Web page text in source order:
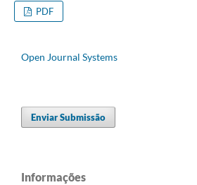
PDF
Open Journal Systems
Enviar Submissão
Informações